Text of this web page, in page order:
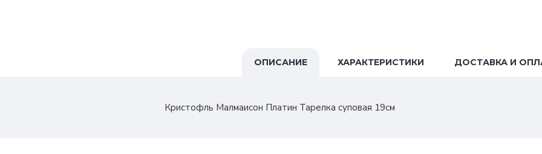
ОПИСАНИЕ ХАРАКТЕРИСТИКИ ДОСТАВКА И
Кристофль Малмаисон Платин Тарелка суповая 19см